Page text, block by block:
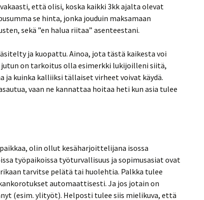
että olisi, koska kaikki 3kk ajalta olevat
se hinta, jonka jouduin maksamaan
sekä ”en halua riitaa” asenteestani.
ja kuopattu. Ainoa, jota tästä kaikesta voi
on tarkoitus olla esimerkki lukijoilleni siitä,
ja kuinka kalliiksi tällaiset virheet voivat käydä.
vaan ne kannattaa hoitaa heti kun asia tulee
olin ollut kesäharjoittelijana isossa
työpaikoissa työturvallisuus ja sopimusasiat ovat
tarvitse pelätä tai huolehtia. Palkka tulee
automaattisesti. Ja jos jotain on
(esim. ylityöt). Helposti tulee siis mielikuva, että